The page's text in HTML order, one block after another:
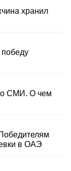
хранил
победу
СМИ. О чем
в ОАЭ